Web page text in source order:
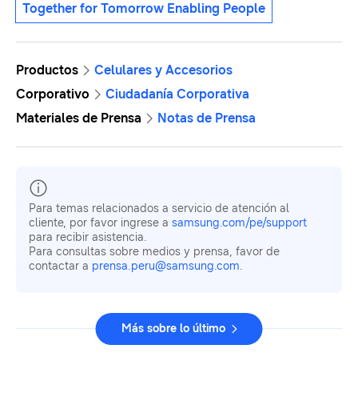
Together for Tomorrow Enabling People
Productos
Celulares y Accesorios
Corporativo
Ciudadanía Corporativa
Materiales de Prensa
Notas de Prensa
Para temas relacionados a servicio de atención al
cliente, por favor ingrese a samsung.com/pe/support
para recibir asistencia.
Para consultas sobre medios y prensa, favor de
contactar a prensa.peru@samsung.com.
Más sobre lo último